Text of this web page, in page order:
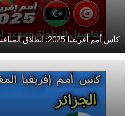
كأس أمم أفريقيا 2025: انطلاق المنافسات